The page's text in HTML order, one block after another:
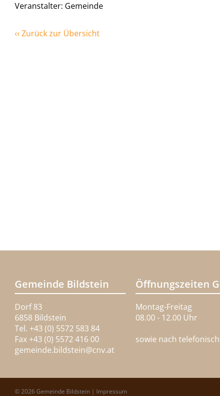
Veranstalter: Gemeinde
‹‹ Zurück zur Übersicht
Gemeinde Bildstein
Dorf 83
6858 Bildstein
Tel. +43 (0) 5572 583 84
Fax +43 (0) 5572 416 00
gemeinde.bildstein@cnv.at
Öffnungszeiten
Montag-Freitag
08.00 - 12.00 Uhr
sowie nach
© 2026 Gemeinde Bildstein | Impressum